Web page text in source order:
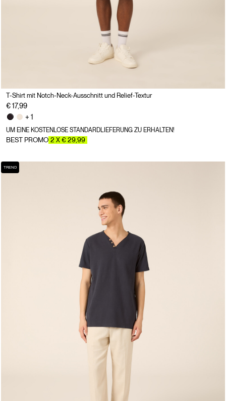
T-Shirt mit Notch-Neck-Ausschnitt und Relief-Textur
€ 17,99
+ 1
UM EINE KOSTENLOSE STANDARDLIEFERUNG ZU ERHALTEN!
BEST PROMO 2 X € 29,99
TREND